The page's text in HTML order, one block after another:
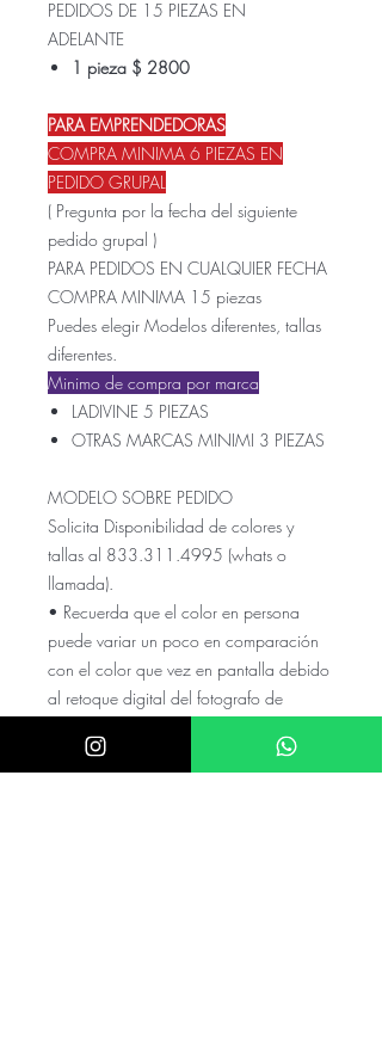
PEDIDOS DE 15 PIEZAS EN
ADELANTE
1 pieza $ 2800
PARA EMPRENDEDORAS
COMPRA MINIMA 6 PIEZAS EN
PEDIDO GRUPAL
( Pregunta por la fecha del siguiente
pedido grupal )
PARA PEDIDOS EN CUALQUIER FECHA
COMPRA MINIMA 15 piezas
Puedes elegir Modelos diferentes, tallas
diferentes.
Minimo de compra por marca
LADIVINE 5 PIEZAS
OTRAS MARCAS MINIMI 3 PIEZAS
MODELO SOBRE PEDIDO
Solicita Disponibilidad de colores y
tallas al 833.311.4995 (whats o
llamada).
• Recuerda que el color en persona
puede variar un poco en comparación
con el color que vez en pantalla debido
al retoque digital del fotografo de